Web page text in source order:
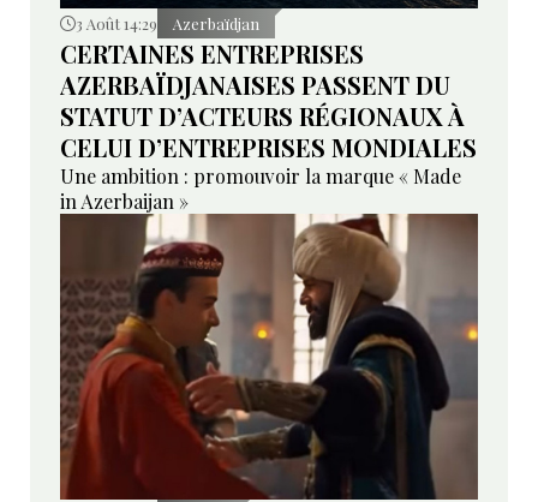
3 Août 14:29 Azerbaïdjan
CERTAINES ENTREPRISES
AZERBAÏDJANAISES PASSENT DU
STATUT D’ACTEURS RÉGIONAUX À
CELUI D’ENTREPRISES MONDIALES
Une ambition : promouvoir la marque « Made
in Azerbaijan »